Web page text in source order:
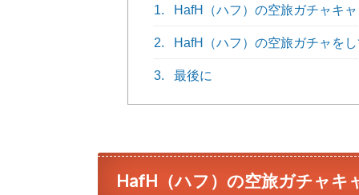
1. HafH（ハフ）の空旅ガチャキ
2. HafH（ハフ）の空旅ガチャを
3. 最後に
HafH（ハフ）の空旅ガチャキ